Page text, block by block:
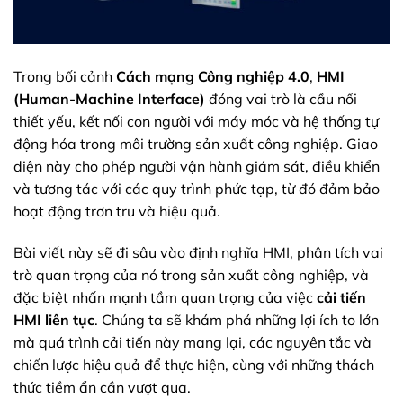
Trong bối cảnh Cách mạng Công nghiệp 4.0, HMI
(Human-Machine Interface) đóng vai trò là cầu nối
thiết yếu, kết nối con người với máy móc và hệ thống tự
động hóa trong môi trường sản xuất công nghiệp. Giao
diện này cho phép người vận hành giám sát, điều khiển
và tương tác với các quy trình phức tạp, từ đó đảm bảo
hoạt động trơn tru và hiệu quả.
Bài viết này sẽ đi sâu vào định nghĩa HMI, phân tích vai
trò quan trọng của nó trong sản xuất công nghiệp, và
đặc biệt nhấn mạnh tầm quan trọng của việc cải tiến
HMI liên tục. Chúng ta sẽ khám phá những lợi ích to lớn
mà quá trình cải tiến này mang lại, các nguyên tắc và
chiến lược hiệu quả để thực hiện, cùng với những thách
thức tiềm ẩn cần vượt qua.